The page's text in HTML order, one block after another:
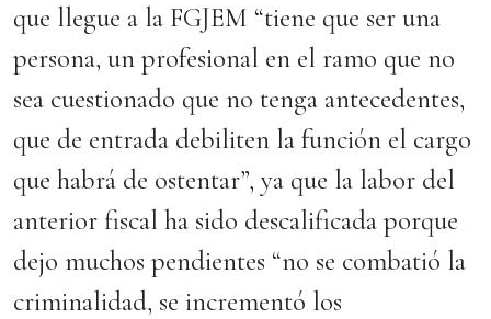
que llegue a la FGJEM “tiene que ser una
persona, un profesional en el ramo que no
sea cuestionado que no tenga antecedentes,
que de entrada debiliten la función el cargo
que habrá de ostentar”, ya que la labor del
anterior fiscal ha sido descalificada porque
dejo muchos pendientes “no se combatió la
criminalidad, se incrementó los